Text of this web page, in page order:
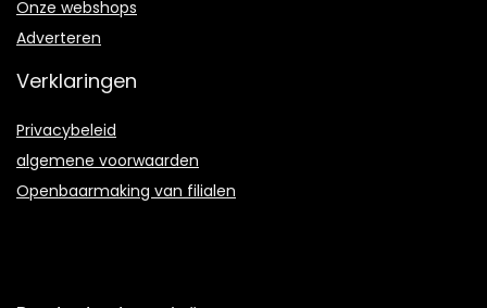
Onze webshops
Adverteren
Verklaringen
Privacybeleid
algemene voorwaarden
Openbaarmaking van filialen